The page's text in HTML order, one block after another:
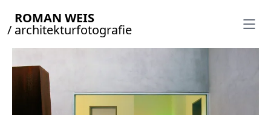
ROMAN WEIS
/ architekturfotografie